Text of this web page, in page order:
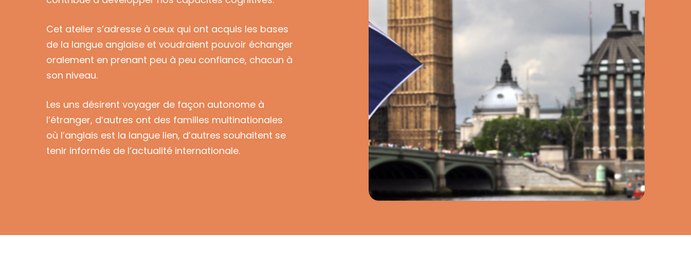
Cet atelier s’adresse à ceux qui ont acquis les bases
de la langue anglaise et voudraient pouvoir échanger
oralement en prenant peu à peu confiance, chacun à
son niveau.
Les uns désirent voyager de façon autonome à
l’étranger, d’autres ont des familles multinationales
où l’anglais est la langue lien, d’autres souhaitent se
tenir informés de l’actualité internationale.